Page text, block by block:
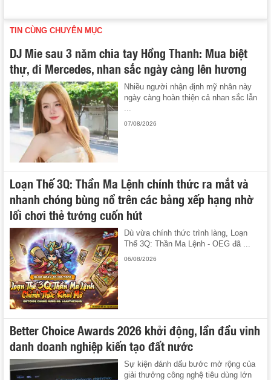
TIN CÙNG CHUYÊN MỤC
DJ Mie sau 3 năm chia tay Hồng Thanh: Mua biệt
thự, đi Mercedes, nhan sắc ngày càng lên hương
Nhiều người nhận định mỹ nhân này
ngày càng hoàn thiện cả nhan sắc lẫn
...
07/08/2026
Loạn Thế 3Q: Thần Ma Lệnh chính thức ra mắt và
nhanh chóng bùng nổ trên các bảng xếp hạng nhờ
lối chơi thẻ tướng cuốn hút
Dù vừa chính thức trình làng, Loạn
Thế 3Q: Thần Ma Lệnh - OEG đã ...
06/08/2026
Better Choice Awards 2026 khởi động, lần đầu vinh
danh doanh nghiệp kiến tạo đất nước
Sự kiện đánh dấu bước mở rộng của
giải thưởng công nghệ tiêu dùng lớn